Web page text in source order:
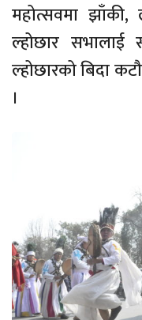
महोत्सवमा
ल्होछार सभालाई
ल्होछारको बिदा
।